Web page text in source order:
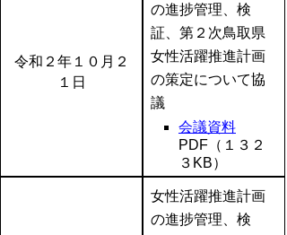
令和２年１０月２
１日
の進捗管理、検
証、第２次鳥取県
女性活躍推進計画
の策定について協
議
会議資料
PDF（１３２
３KB）
女性活躍推進計画
の進捗管理、検